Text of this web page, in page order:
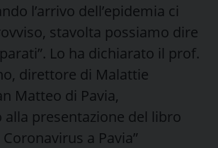
l’arrivo dell’epidemia ci
stavolta possiamo dire
Lo ha dichiarato il prof.
direttore di Malattie
Matteo di Pavia,
alla presentazione del libro
a Pavia”